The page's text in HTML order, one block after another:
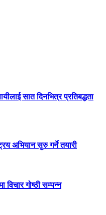
सात दिनभित्र प्रतिबद्धता
अभियान सुरु गर्ने तयारी
गोष्ठी सम्पन्न